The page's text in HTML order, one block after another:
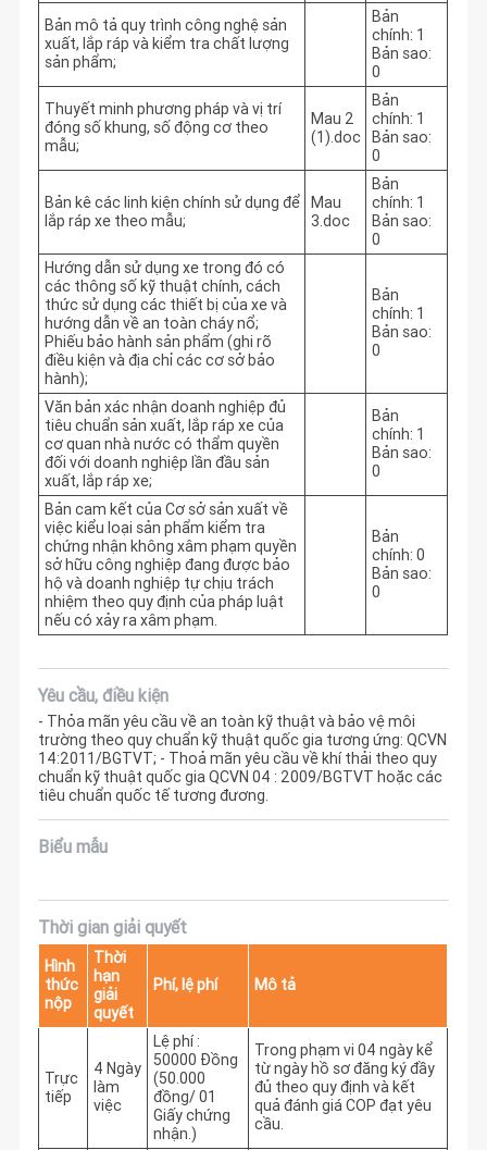
Bản mô tả quy trình công nghệ sản
xuất, lắp ráp và kiểm tra chất lượng
sản phẩm;
Bản
chính: 1
Bản sao:
0
Thuyết minh phương pháp và vị trí
đóng số khung, số động cơ theo
mẫu;
Mau 2
(1).doc
Bản
chính: 1
Bản sao:
0
Bản kê các linh kiện chính sử dụng để
lắp ráp xe theo mẫu;
Mau
3.doc
Bản
chính: 1
Bản sao:
0
Hướng dẫn sử dụng xe trong đó có
các thông số kỹ thuật chính, cách
thức sử dụng các thiết bị của xe và
hướng dẫn về an toàn cháy nổ;
Phiếu bảo hành sản phẩm (ghi rõ
điều kiện và địa chỉ các cơ sở bảo
hành);
Bản
chính: 1
Bản sao:
0
Văn bản xác nhận doanh nghiệp đủ
tiêu chuẩn sản xuất, lắp ráp xe của
cơ quan nhà nước có thẩm quyền
đối với doanh nghiệp lần đầu sản
xuất, lắp ráp xe;
Bản
chính: 1
Bản sao:
0
Bản cam kết của Cơ sở sản xuất về
việc kiểu loại sản phẩm kiểm tra
chứng nhận không xâm phạm quyền
sở hữu công nghiệp đang được bảo
hộ và doanh nghiệp tự chịu trách
nhiệm theo quy định của pháp luật
nếu có xảy ra xâm phạm.
Bản
chính: 0
Bản sao:
0
Yêu cầu, điều kiện
- Thỏa mãn yêu cầu về an toàn kỹ thuật và bảo vệ môi
trường theo quy chuẩn kỹ thuật quốc gia tương ứng: QCVN
14:2011/BGTVT; - Thoả mãn yêu cầu về khí thải theo quy
chuẩn kỹ thuật quốc gia QCVN 04 : 2009/BGTVT hoặc các
tiêu chuẩn quốc tế tương đương.
Biểu mẫu
Thời gian giải quyết
Hình
thức
nộp
Thời
hạn
giải
quyết
Phí, lệ phí Mô tả
Trực
tiếp
4 Ngày
làm
việc
Lệ phí :
50000 Đồng
(50.000
đồng/ 01
Giấy chứng
nhận.)
Trong phạm vi 04 ngày kể
từ ngày hồ sơ đăng ký đầy
đủ theo quy định và kết
quả đánh giá COP đạt yêu
cầu.